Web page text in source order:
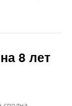
8 лет